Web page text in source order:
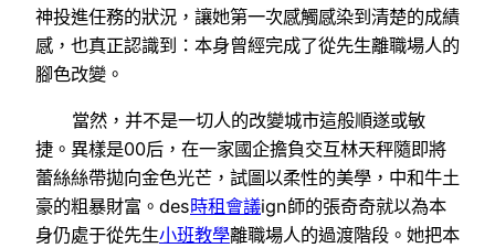
神投進任務的狀況，讓她第一次感觸感染到清楚的成績
感，也真正認識到：本身曾經完成了從先生離職場人的
腳色改變。
當然，并不是一切人的改變城市這般順遂或敏
捷。異樣是00后，在一家國企擔負交互林天秤隨即將
蕾絲絲帶拋向金色光芒，試圖以柔性的美學，中和牛土
豪的粗暴財富。des時租會議ign師的張奇奇就以為本
身仍處于從先生小班教學離職場人的過渡階段。她把本